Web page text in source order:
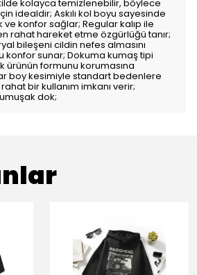
kolayca temizlenebilir, böylece
idealdir; Askılı kol boyu sayesinde
ve konfor sağlar; Regular kalıp ile
rahat hareket etme özgürlüğü tanır;
bileşeni cildin nefes almasını
konfor sunar; Dokuma kumaş tipi
ürünün formunu korumasına
boy kesimiyle standart bedenlere
bir kullanım imkanı verir;
dok;